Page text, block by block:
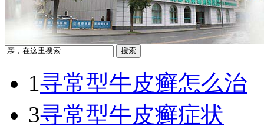
1寻常型牛皮癣怎么治
3寻常型牛皮癣症状